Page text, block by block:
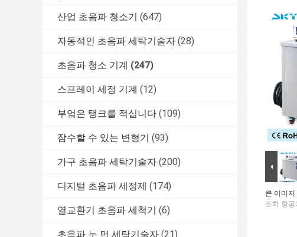
산업 초음파 청소기 (647)
자동적인 초음파 세탁기술자 (28)
초음파 청소 기계 (247)
스프레이 세정 기계 (12)
부엌은 탱크를 적십니다 (109)
잠수할 수 있는 변형기 (93)
가구 초음파 세탁기술자 (200)
디지털 초음파 세정제 (174)
열교환기 초음파 세척기 (6)
초음파 눈 먼 세탁기술자 (21)
큰 이미지
조치 항공